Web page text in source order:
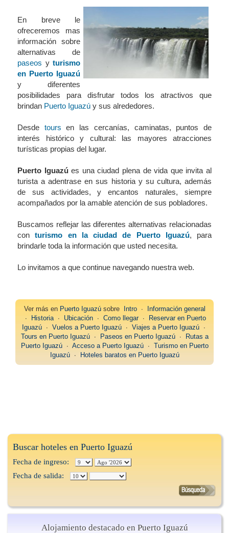
En breve le
ofreceremos mas
información sobre
alternativas de
paseos y turismo
en Puerto Iguazú
y diferentes
posibilidades para disfrutar todos los atractivos que
brindan Puerto Iguazú y sus alrededores.
Desde tours en las cercanías, caminatas, puntos de
interés histórico y cultural: las mayores atracciones
turísticas propias del lugar.
Puerto Iguazúes una ciudad plena de vida que invita al
turista a adentrase en sus historia y su cultura, además
de sus actividades, y encantos naturales, siempre
acompañados por la amable atención de sus pobladores.
Buscamos reflejar las diferentes alternativas relacionadas
conturismo en la ciudad de Puerto Iguazú, para
brindarle toda la información que usted necesita.
Lo invitamos a que continue navegando nuestra web.
Ver más en Puerto Iguazúsobre Intro∙
Información general
∙
Historia∙ Ubicación ∙ Como llegar∙
Reservar en Puerto
Iguazú∙ Vuelos a Puerto Iguazú∙ Viajes a Puerto Iguazú∙
Tours en Puerto Iguazú∙ Paseos en Puerto Iguazú∙
Rutas a
Puerto Iguazú∙ Acceso a Puerto Iguazú∙ Turismo en Puerto
Iguazú∙ Hoteles baratos en Puerto Iguazú
Buscar hoteles en Puerto Iguazú
Fecha de ingreso:
Fecha de salida:
Alojamiento destacado en Puerto Iguazú